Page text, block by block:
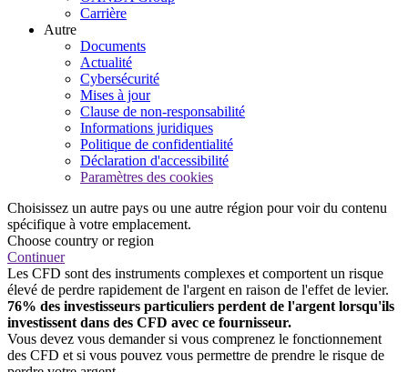
Carrière
Autre
Documents
Actualité
Cybersécurité
Mises à jour
Clause de non-responsabilité
Informations juridiques
Politique de confidentialité
Déclaration d'accessibilité
Paramètres des cookies
Choisissez un autre pays ou une autre région pour voir du contenu
spécifique à votre emplacement.
Choose country or region
Continuer
Les CFD sont des instruments complexes et comportent un risque
élevé de perdre rapidement de l'argent en raison de l'effet de levier.
76% des investisseurs particuliers perdent de l'argent lorsqu'ils
investissent dans des CFD avec ce fournisseur.
Vous devez vous demander si vous comprenez le fonctionnement
des CFD et si vous pouvez vous permettre de prendre le risque de